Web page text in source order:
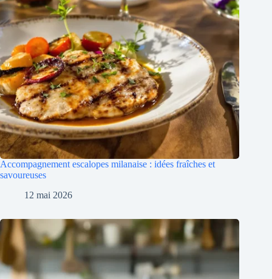
Accompagnement escalopes milanaise : idées fraîches et
savoureuses
12 mai 2026